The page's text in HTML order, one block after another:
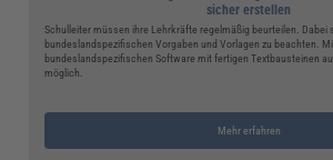
sicher erstellen
Schulleiter müssen ihre Lehrkräfte regelmäßig beurteilen. Dabei
bundeslandspezifischen Vorgaben und Vorlagen zu beachten.
bundeslandspezifischen Software mit fertigen Textbausteinen
möglich.
Mehr erfahren